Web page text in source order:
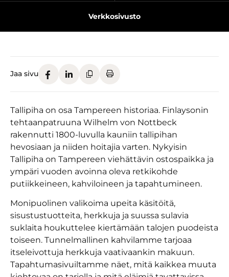
Verkkosivusto
Jaa sivu
Tallipiha on osa Tampereen historiaa. Finlaysonin
tehtaanpatruuna Wilhelm von Nottbeck
rakennutti 1800-luvulla kauniin tallipihan
hevosiaan ja niiden hoitajia varten. Nykyisin
Tallipiha on Tampereen viehättävin ostospaikka ja
ympäri vuoden avoinna oleva retkikohde
putiikkeineen, kahviloineen ja tapahtumineen.
Monipuolinen valikoima upeita käsitöitä,
sisustustuotteita, herkkuja ja suussa sulavia
suklaita houkuttelee kiertämään talojen puodeista
toiseen. Tunnelmallinen kahvilamme tarjoaa
itseleivottuja herkkuja vaativaankin makuun.
Tapahtumasivuiltamme näet, mitä kaikkea muuta